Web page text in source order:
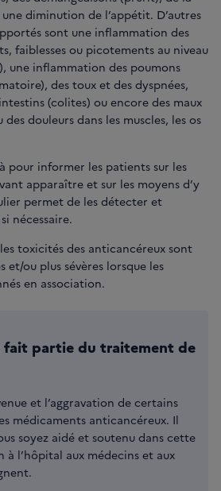
diminution de l’appétit. D’autres
sont une inflammation des
faiblesses ou picotements au niveau
une inflammation des poumons
des toux et des dyspnées,
(colites) ou encore des maux
douleurs dans les muscles, les os
pour informer les patients sur les
apparaître et sur les moyens d’y
permet de les détecter et
nécessaire.
toxicités des anticancéreux sont
et/ou plus sévères lorsque les
en association.
fait partie du traitement de
et l’aggravation de certains
médicaments anticancéreux. Il
soyez aidé et soutenu dans cette
à l’hôpital aux médecins et aux